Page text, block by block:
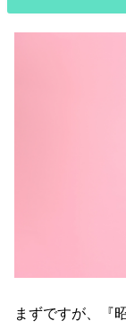
まずですが、『